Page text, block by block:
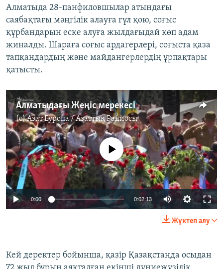
Алматыда 28-панфиловшылар атындағы
саябақтағы мәңгілік алауға гүл қою, соғыс
құрбандарын еске алуға жылдағыдай көп адам
жиналды. Шараға соғыс ардагерлері, соғыста қаза
тапқандардың және майдангерлердің ұрпақтары
қатысты.
Алматыдағы Жеңіс мерекесі
(c)Азат Еуропа / Азаттық Радиосы
No media source currently available
0:00 0:02:13
Жүктеп алу
Кей деректер бойынша, қазір Қазақстанда осыдан